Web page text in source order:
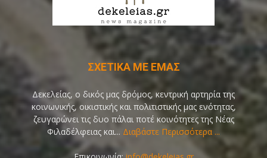
ΣΧΕΤΙΚΑ ΜΕ ΕΜΑΣ
Δεκελείας, ο δικός μας δρόμος, κεντρική αρτηρία της
κοινωνικής, οικιστικής και πολιτιστικής μας ενότητας,
ζευγαρώνει τις δυο πάλαι ποτέ κοινότητες της Νέας
Φιλαδέλφειας και... Διαβάστε Περισσότερα ...